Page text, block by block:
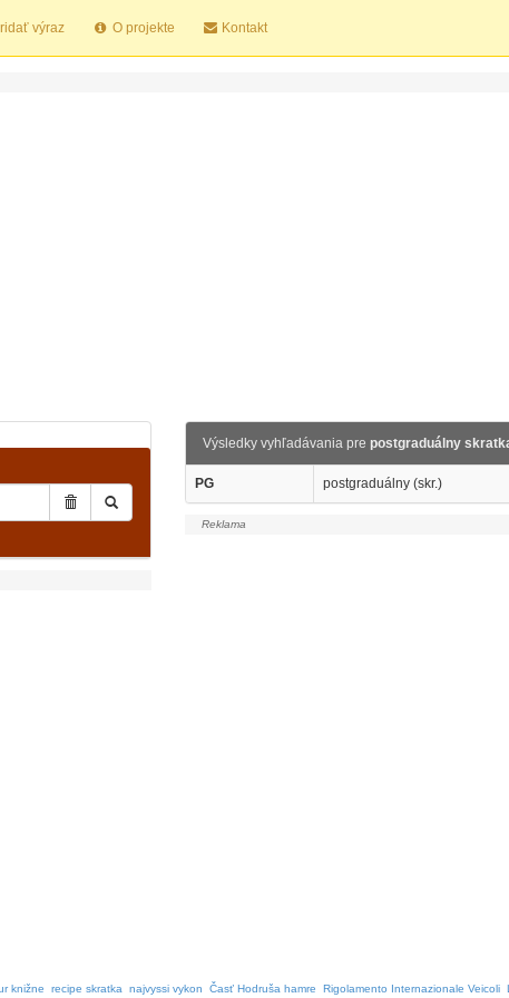
výraz O projekte Kontakt
Výsledky vyhľadávania pre postgraduálny
PG postgraduálny (skr.)
knižne recipe skratka najvyssi vykon Časť Hodruša hamre Rigolamento Internazionale Veicoli